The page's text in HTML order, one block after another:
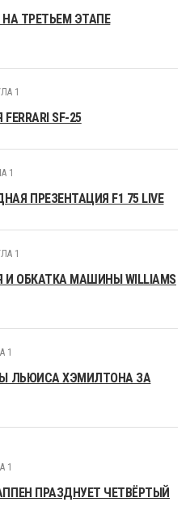
ТРЕТЬЕМ ЭТАПЕ
1
SF-25
1
ПРЕЗЕНТАЦИЯ F1 75 LIVE
1
ОБКАТКА МАШИНЫ WILLIAMS
1
ЛЬЮИСА ХЭМИЛТОНА ЗА
1
ПРАЗДНУЕТ ЧЕТВЁРТЫЙ